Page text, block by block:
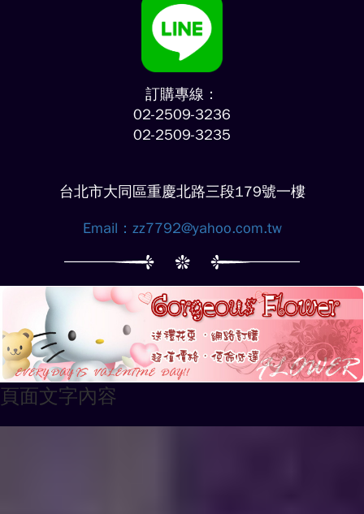
訂購專線：
02-2509-3236
02-2509-3235
台北市大同區重慶北路三段179號一樓
Email： zz7792@yahoo.com.tw
頁面文字內容